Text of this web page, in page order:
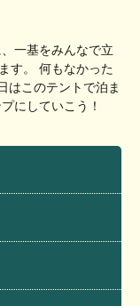
一基をみんなで立
す。 何もなかった
はこのテントで泊ま
にしていこう！